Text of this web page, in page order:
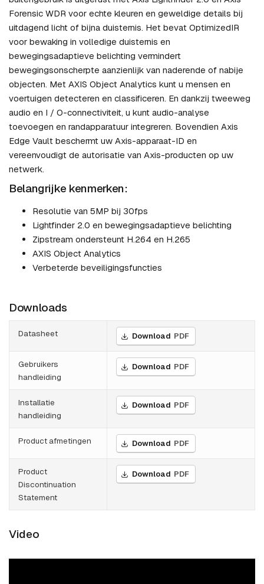
Forensic WDR voor echte kleuren en geweldige details bij
uitdagend licht of bijna duisternis. Het bevat OptimizedIR
voor bewaking in volledige duisternis en
bewegingsadaptieve belichting vermindert
bewegingsonscherpte aanzienlijk van naderende of nabije
objecten. Met AXIS Object Analytics kunt u mensen en
voertuigen detecteren en classificeren. En dankzij tweeweg
audio en I / O-connectiviteit, u kunt audio-analyse
toevoegen en randapparatuur integreren. Bovendien Axis
Edge Vault beschermt uw Axis-apparaat-ID en
vereenvoudigt de autorisatie van Axis-producten op uw
netwerk.
Belangrijke kenmerken:
Resolutie van 5MP bij 30fps
Lightfinder 2.0 en bewegingsadaptieve belichting
Zipstream ondersteunt H.264 en H.265
AXIS Object Analytics
Verbeterde beveiligingsfuncties
Downloads
Datasheet Download PDF
Gebruikers
handleiding
Download PDF
Installatie
handleiding
Download PDF
Product afmetingen Download PDF
Product
Discontinuation
Statement
Download PDF
Video